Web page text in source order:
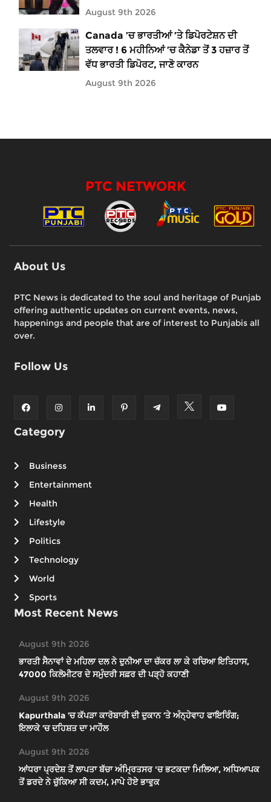
August 9th 2026
Canada ’ਚ ਭਾਰਤੀਆਂ ’ਤੇ ਡਿਪੋਰਟੇਸ਼ਨ ਦੀ
ਤਲਵਾਰ ! 6 ਮਹੀਨਿਆਂ ’ਚ ਕੈਨੇਡਾ ਤੋਂ 3 ਹਜ਼ਾਰ ਤੋਂ
ਵੱਧ ਭਾਰਤੀ ਡਿਪੋਰਟ, ਜਾਣੋ ਕਾਰਨ
August 9th 2026
PTC NETWORK
About Us
PTC News is dedicated to the soul and heritage of Punjab
offering authentic updates on current events, news,
happenings and people that are of interest to Punjabis all
over.
Follow Us
Category
Business
Entertainment
Health
Lifestyle
Politics
Technology
World
Sports
Most Recent News
August 9th 2026
ਭਾਰਤੀ ਸੈਨਾਵਾਂ ਦੇ ਮਹਿਲਾ ਦਲ ਨੇ ਦੁਨੀਆ ਦਾ ਚੱਕਰ ਲਾ ਕੇ ਰਚਿਆ ਇਤਿਹਾਸ,
47000 ਕਿਲੋਮੀਟਰ ਦੇ ਸਮੁੰਦਰੀ ਸਫ਼ਰ ਦੀ ਪੜ੍ਹੋ ਕਹਾਣੀ
August 9th 2026
Kapurthala ’ਚ ਕੱਪੜਾ ਕਾਰੋਬਾਰੀ ਦੀ ਦੁਕਾਨ ’ਤੇ ਅੰਨ੍ਹੇਵਾਹ ਫਾਇਰਿੰਗ;
ਇਲਾਕੇ ’ਚ ਦਹਿਸ਼ਤ ਦਾ ਮਾਹੌਲ
August 9th 2026
ਆਂਧਰਾ ਪ੍ਰਦੇਸ਼ ਤੋਂ ਲਾਪਤਾ ਬੱਚਾ ਅੰਮ੍ਰਿਤਸਰ 'ਚ ਭਟਕਦਾ ਮਿਲਿਆ, ਅਧਿਆਪਕ
ਤੋਂ ਡਰਦੇ ਨੇ ਚੁੱਕਿਆ ਸੀ ਕਦਮ, ਮਾਪੇ ਹੋਏ ਭਾਵੁਕ